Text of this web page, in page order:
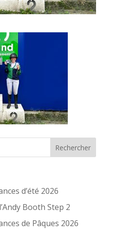
d’été 2026
Booth Step 2
de Pâques 2026